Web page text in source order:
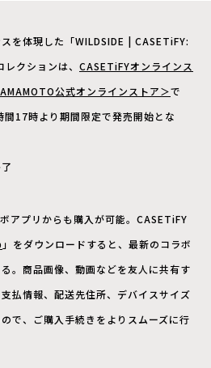
を体現した「WILDSIDE | CASETiFY:
クションは、 CASETiFYオンラインス
公式オンラインストア＞で
17時より期間限定で発売開始とな
アプリからも購入が可能。CASETiFY
」をダウンロードすると、最新のコラボ
。商品画像、動画などを友人に共有す
払情報、配送先住所、デバイスサイズ
で、ご購入手続きをよりスムーズに行